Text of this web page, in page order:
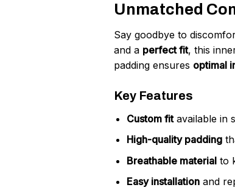
Unmatched
Say goodbye to
and a perfect fit, this
padding ensures optimal
Key Features
Custom fitavailable in
High-quality padding
Breathable materialto
Easy installationand